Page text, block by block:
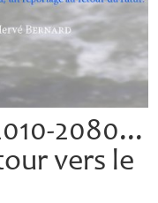
2080...
vers le